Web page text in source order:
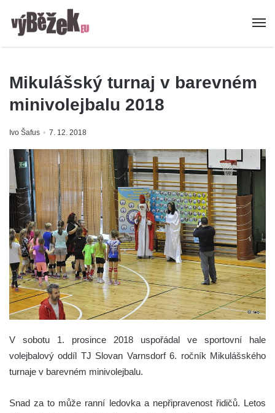
Mikulášský turnaj v barevném
minivolejbalu 2018
Ivo Šafus 7. 12. 2018
V sobotu 1. prosince 2018 uspořádal ve sportovní hale
volejbalový oddíl TJ Slovan Varnsdorf 6. ročník Mikulášského
turnaje v barevném minivolejbalu.
Snad za to může ranní ledovka a nepřipravenost řidičů. Letos